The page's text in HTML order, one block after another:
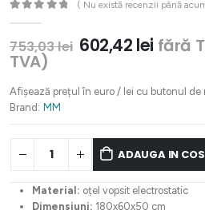
( Nu există recenzii până
753,03lei Prețul
inițial
fost:
602,42 lei Prețul
fără
TVA)
Afișează prețul în euro / lei cu butonul de
Brand: MM
ADAUGA IN COS
Material: oțel vopsit electrostatic
Dimensiuni: 180x60x50 cm